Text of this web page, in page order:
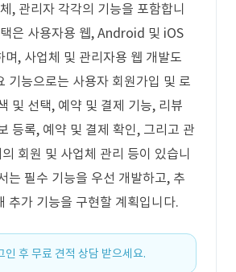
, 관리자 각각의 기능을 포함합니
은 사용자용 웹, Android 및 iOS
며, 사업체 및 관리자용 웹 개발도
기능으로는 사용자 회원가입 및 로
및 선택, 예약 및 결제 기능, 리뷰
등록, 예약 및 결제 확인, 그리고 관
회원 및 사업체 관리 등이 있습니
는 필수 기능을 우선 개발하고, 추
추가 기능을 구현할 계획입니다.
인 후 무료 견적 상담 받으세요.